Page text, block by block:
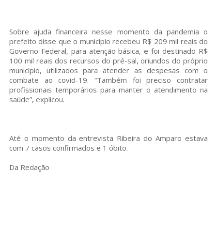
Sobre ajuda financeira nesse momento da pandemia o
prefeito disse que o município recebeu R$ 209 mil reais do
Governo Federal, para atenção básica, e foi destinado R$
100 mil reais dos recursos do pré-sal, oriundos do próprio
município, utilizados para atender as despesas com o
combate ao covid-19. “Também foi preciso contratar
profissionais temporários para manter o atendimento na
saúde”, explicou.
Até o momento da entrevista Ribeira do Amparo estava
com 7 casos confirmados e 1 óbito.
Da Redação